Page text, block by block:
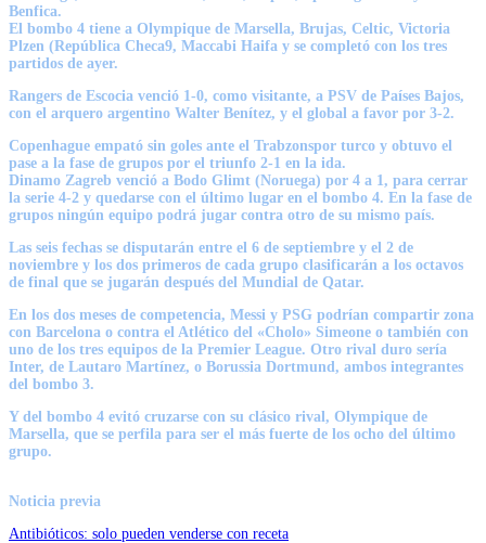
Benfica.
El bombo 4 tiene a Olympique de Marsella, Brujas, Celtic, Victoria
Plzen (República Checa9, Maccabi Haifa y se completó con los tres
partidos de ayer.
Rangers de Escocia venció 1-0, como visitante, a PSV de Países Bajos,
con el arquero argentino Walter Benítez, y el global a favor por 3-2.
Copenhague empató sin goles ante el Trabzonspor turco y obtuvo el
pase a la fase de grupos por el triunfo 2-1 en la ida.
Dinamo Zagreb venció a Bodo Glimt (Noruega) por 4 a 1 , para cerrar
la serie 4-2 y quedarse con el último lugar en el bombo 4. En la fase de
grupos ningún equipo podrá jugar contra otro de su mismo país.
Las seis fechas se disputarán entre el 6 de septiembre y el 2 de
noviembre y los dos primeros de cada grupo clasificarán a los octavos
de final que se jugarán después del Mundial de Qatar.
En los dos meses de competencia, Messi y PSG podrían compartir zona
con Barcelona o contra el Atlético del «Cholo» Simeone o también con
uno de los tres equipos de la Premier League. Otro rival duro sería
Inter, de Lautaro Martínez, o Borussia Dortmund, ambos integrantes
del bombo 3.
Y del bombo 4 evitó cruzarse con su clásico rival, Olympique de
Marsella, que se perfila para ser el más fuerte de los ocho del último
grupo.
Noticia previa
Antibióticos: solo pueden venderse con receta